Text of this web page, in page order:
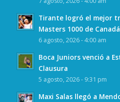
Tirante logró el mejor
Masters 1000 de
6 agosto, 2026 - 4:00 am
Boca Juniors venció a
Clausura
5 agosto, 2026 - 9:31 pm
Maxi Salas llegó a